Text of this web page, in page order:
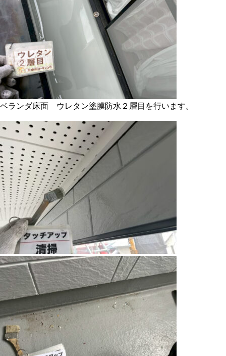
ベランダ床面 ウレタン塗膜防水２層目を行います。